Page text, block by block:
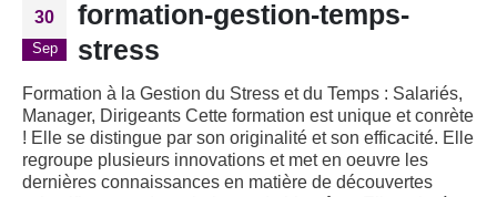
30
Sep
formation-gestion-temps-
stress
Formation à la Gestion du Stress et du Temps : Salariés,
Manager, Dirigeants Cette formation est unique et conrète
! Elle se distingue par son originalité et son efficacité. Elle
regroupe plusieurs innovations et met en oeuvre les
dernières connaissances en matière de découvertes